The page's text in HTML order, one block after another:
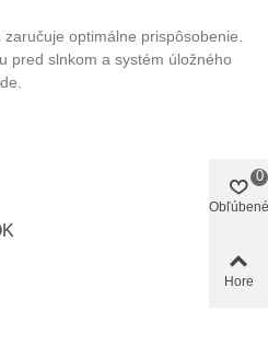
optimálne prispôsobenie.
pred slnkom a systém úložného
Obľúbené
0
Hore